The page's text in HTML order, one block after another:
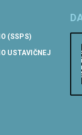
(SSPS)
USTAVIČNEJ